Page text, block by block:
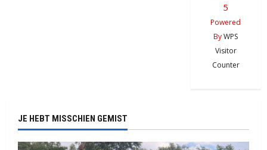
5
Powered
ByWPS
Visitor
Counter
JE HEBT MISSCHIEN GEMIST